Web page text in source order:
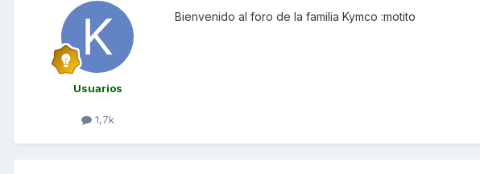
Usuarios
1,7k
Bienvenido al foro de la familia Kymco :motito